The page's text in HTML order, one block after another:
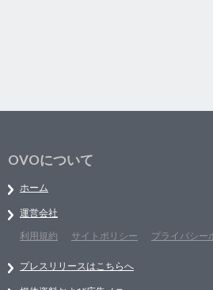
OVOについて
ホーム
運営会社
利用規約
サイトポリシー プライバシー
プレスリリースはこちらへ